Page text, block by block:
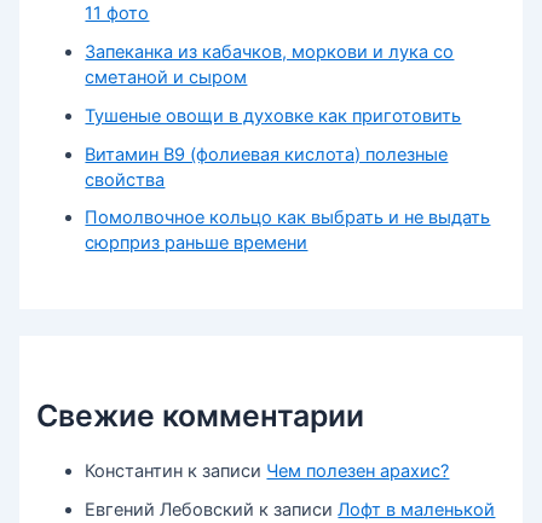
11 фото
Запеканка из кабачков, моркови и лука со
сметаной и сыром
Тушеные овощи в духовке как приготовить
Витамин В9 (фолиевая кислота) полезные
свойства
Помолвочное кольцо как выбрать и не выдать
сюрприз раньше времени
Свежие комментарии
Константин к записи Чем полезен арахис?
Евгений Лебовский к записиЛофт в маленькой